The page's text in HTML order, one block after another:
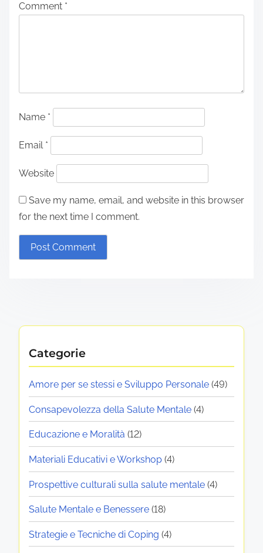
Comment *
Name *
Email *
Website
Save my name, email, and website in this browser
for the next time I comment.
Categorie
Amore per se stessi e Sviluppo Personale (49)
Consapevolezza della Salute Mentale (4)
Educazione e Moralità (12)
Materiali Educativi e Workshop (4)
Prospettive culturali sulla salute mentale (4)
Salute Mentale e Benessere (18)
Strategie e Tecniche di Coping (4)